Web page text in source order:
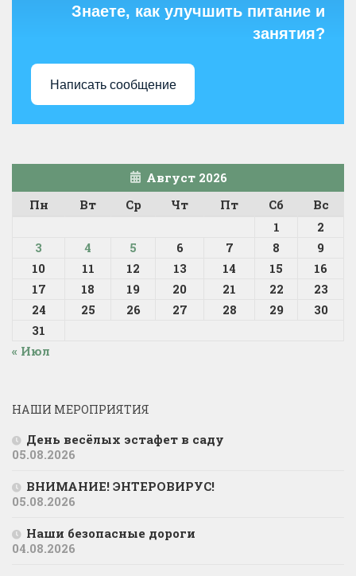
Знаете, как улучшить питание и
занятия?
Написать сообщение
Август 2026
Пн
Вт Ср Чт Пт Сб
Вс
1
2
3
4 5 6 7 8
9
10
11 12 13 14 15
16
17
18 19 20 21 22
23
24
25 26 27 28 29
30
31
« Июл
НАШИ МЕРОПРИЯТИЯ
День весёлых эстафет в саду
05.08.2026
ВНИМАНИЕ! ЭНТЕРОВИРУС!
05.08.2026
Наши безопасные дороги
04.08.2026